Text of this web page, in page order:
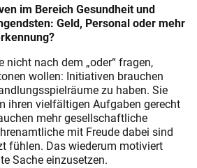
im Bereich Gesundheit und
Geld, Personal oder mehr
nicht nach dem „oder“ fragen,
wollen: Initiativen brauchen
zu haben. Sie
ihren vielfältigen Aufgaben gerecht
mehr gesellschaftliche
mit Freude dabei sind
fühlen. Das wiederum motiviert
Sache einzusetzen.